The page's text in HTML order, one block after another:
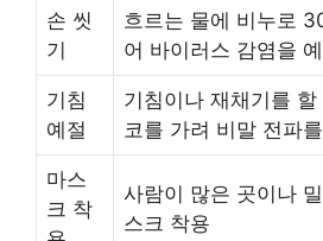
손 씻
기
흐르는 물에 비누로
어 바이러스 감염을
기침
예절
기침이나 재채기를
코를 가려 비말 전파
마스
크 착
사람이 많은 곳이나
스크 착용